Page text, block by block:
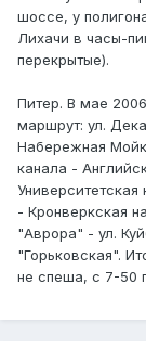
шоссе, у
Лихачи в часы-
перекрытые).
Питер. В мае
маршрут: ул.
Набережная
канала -
- Кронверкская
"Аврора" - ул.
"Горьковская".
не спеша, с 7-50